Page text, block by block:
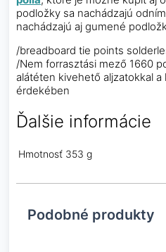
podložky sa nachádzajú
nachádzajú aj gumené
/breadboard tie points
/Nem forrasztási mező 1660
alátéten kivehető aljzatokkal
érdekében
Ďalšie informácie
Hmotnosť 353 g
Podobné produkty